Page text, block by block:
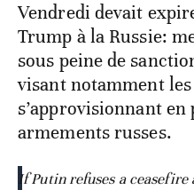
Vendredi devait
Trump à la Russie:
sous peine de
visant notamment les
s’approvisionnant en
armements russes.
If Putin refuses a